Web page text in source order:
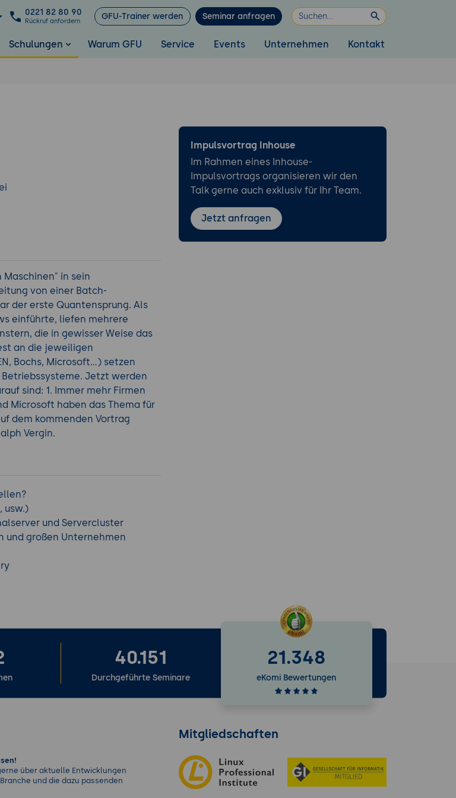
0221 82 80 90
Rückruf anfordern GFU-Trainer werden Seminar anfragen
Schulungen Warum GFU Service Events Unternehmen Kontakt
Maschinen" in sein
von einer Batch-
der erste Quantensprung. Als
einführte, liefen mehrere
die in gewisser Weise das
an die jeweiligen
Bochs, Microsoft...) setzen
Jetzt werden
sind: 1. Immer mehr Firmen
Microsoft haben das Thema für
dem kommenden Vortrag
Vergin.
usw.)
und Servercluster
und großen Unternehmen
Impulsvortrag Inhouse
Im Rahmen eines Inhouse-
Impulsvortrags organisieren wir den
Talk gerne auch exklusiv für Ihr Team.
Jetzt anfragen
40.151
Durchgeführte Seminare
21.348
eKomi Bewertungen
über aktuelle Entwicklungen
und die dazu passenden
Mitgliedschaften